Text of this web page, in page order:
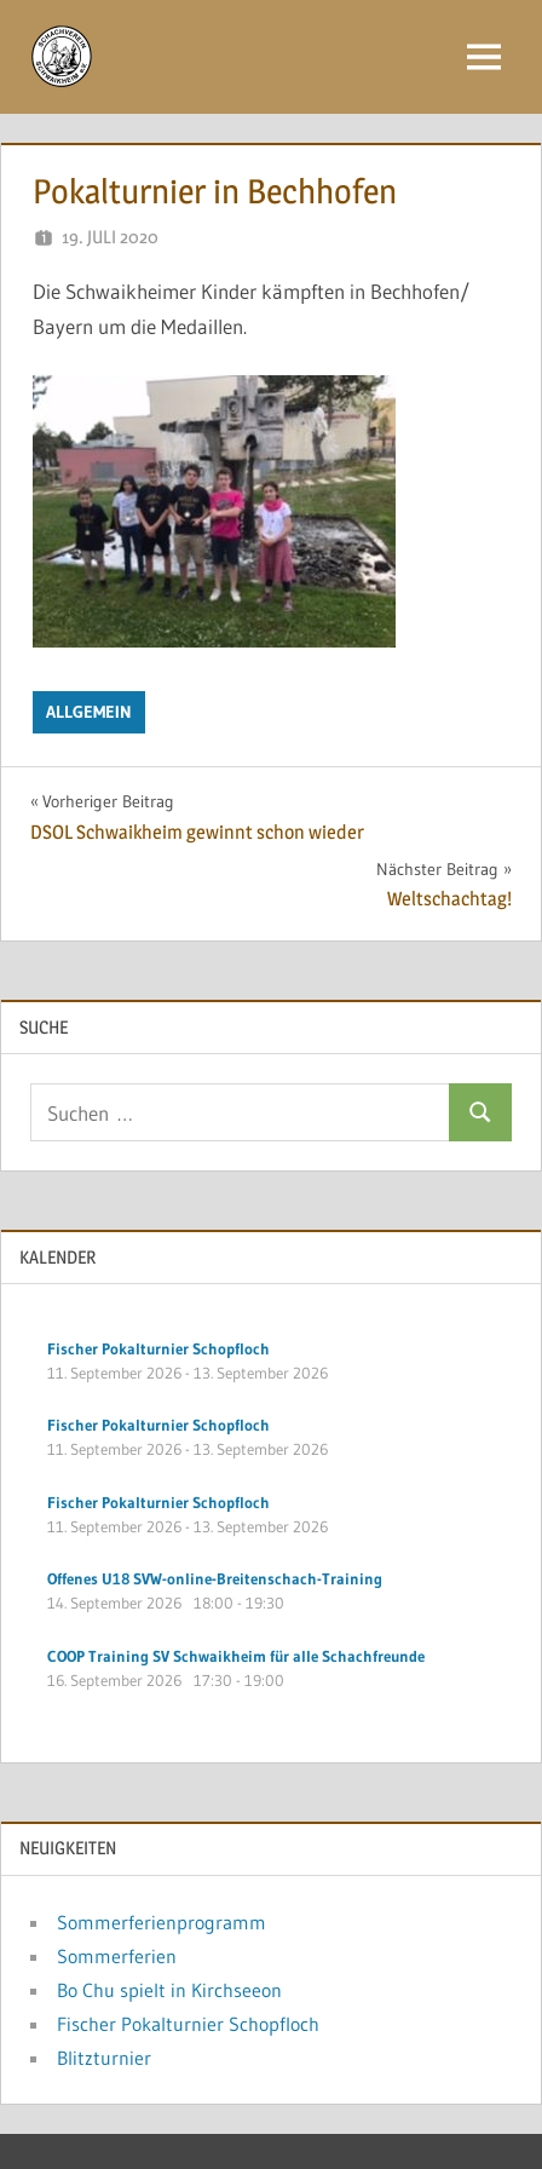
Inhalt
springen
Menü
Pokalturnier in Bechhofen
19. JULI 2020
Die Schwaikheimer Kinder kämpften in Bechhofen/
Bayern um die Medaillen.
ALLGEMEIN
Beitragsnavigation
Vorheriger Beitrag
DSOL Schwaikheim gewinnt schon wieder
Nächster Beitrag
Weltschachtag!
SUCHE
Suchen
KALENDER
Fischer Pokalturnier Schopfloch
11. September 2026- 13. September 2026
Fischer Pokalturnier Schopfloch
11. September 2026- 13. September 2026
Fischer Pokalturnier Schopfloch
11. September 2026- 13. September 2026
Offenes U18 SVW-online-Breitenschach-Training
14. September 2026 18:00 - 19:30
COOP Training SV Schwaikheim für alle Schachfreunde
16. September 2026 17:30 - 19:00
NEUIGKEITEN
Sommerferienprogramm
Sommerferien
Bo Chu spielt in Kirchseeon
Fischer Pokalturnier Schopfloch
Blitzturnier